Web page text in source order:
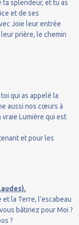
splendeur, et tu as
et de ses
Joie leur entrée
prière, le chemin
qui as appelé la
aussi nos cœurs à
Lumière qui est
et pour les
la Terre, l’escabeau
bâtiriez pour Moi ?
?